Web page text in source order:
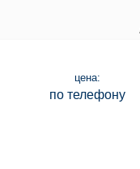
цена:
по телефону